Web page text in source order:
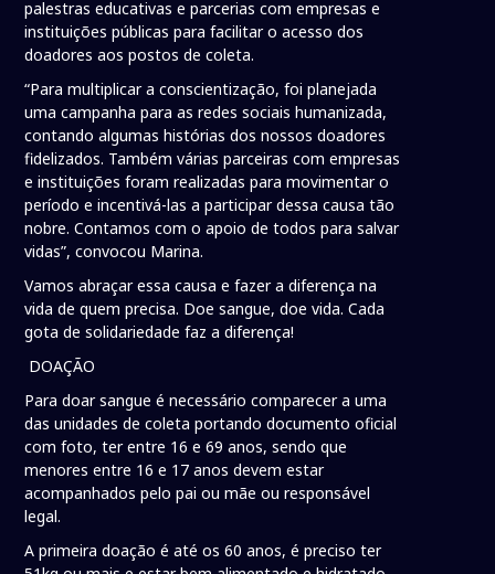
palestras educativas e parcerias com empresas e
instituições públicas para facilitar o acesso dos
doadores aos postos de coleta.
“Para multiplicar a conscientização, foi planejada
uma campanha para as redes sociais humanizada,
contando algumas histórias dos nossos doadores
fidelizados. Também várias parceiras com empresas
e instituições foram realizadas para movimentar o
período e incentivá-las a participar dessa causa tão
nobre. Contamos com o apoio de todos para salvar
vidas”, convocou Marina.
Vamos abraçar essa causa e fazer a diferença na
vida de quem precisa. Doe sangue, doe vida. Cada
gota de solidariedade faz a diferença!
DOAÇÃO
Para doar sangue é necessário comparecer a uma
das unidades de coleta portando documento oficial
com foto, ter entre 16 e 69 anos, sendo que
menores entre 16 e 17 anos devem estar
acompanhados pelo pai ou mãe ou responsável
legal.
A primeira doação é até os 60 anos, é preciso ter